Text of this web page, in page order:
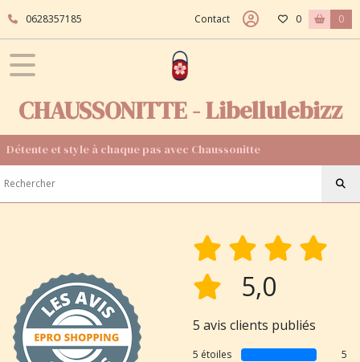
0628357185 Contact 0 0
CHAUSSONITTE - Libellulebizz
Détente et style à chaque pas avec Chaussonitte
5,0
5 avis clients publiés
5 étoiles
5